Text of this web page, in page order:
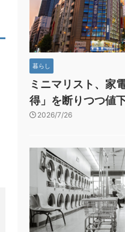
暮らし
ミニマリスト、家
得」を断りつつ値
2026/7/26